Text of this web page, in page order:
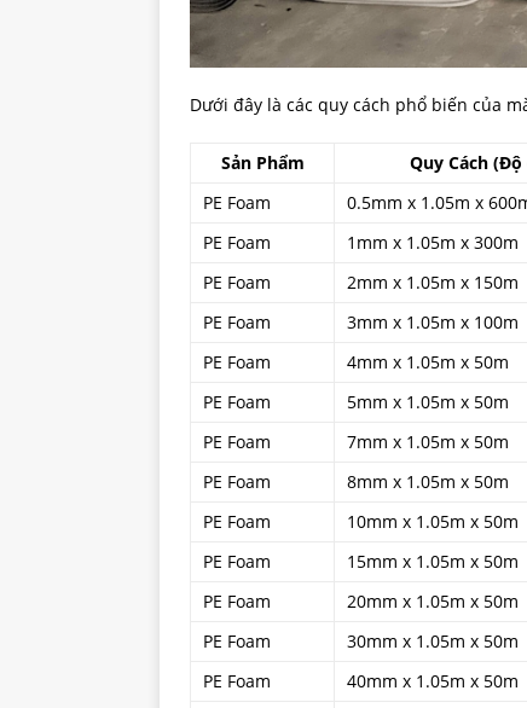
Dưới đây là các quy cách phổ biến của
Sản Phẩm Quy Cách
PE Foam
0.5mm x 1.05m x
PE Foam
1mm x 1.05m x 300m
PE Foam
2mm x 1.05m x 150m
PE Foam
3mm x 1.05m x 100m
PE Foam
4mm x 1.05m x 50m
PE Foam
5mm x 1.05m x 50m
PE Foam
7mm x 1.05m x 50m
PE Foam
8mm x 1.05m x 50m
PE Foam
10mm x 1.05m x 50m
PE Foam
15mm x 1.05m x 50m
PE Foam
20mm x 1.05m x 50m
PE Foam
30mm x 1.05m x 50m
PE Foam
40mm x 1.05m x 50m